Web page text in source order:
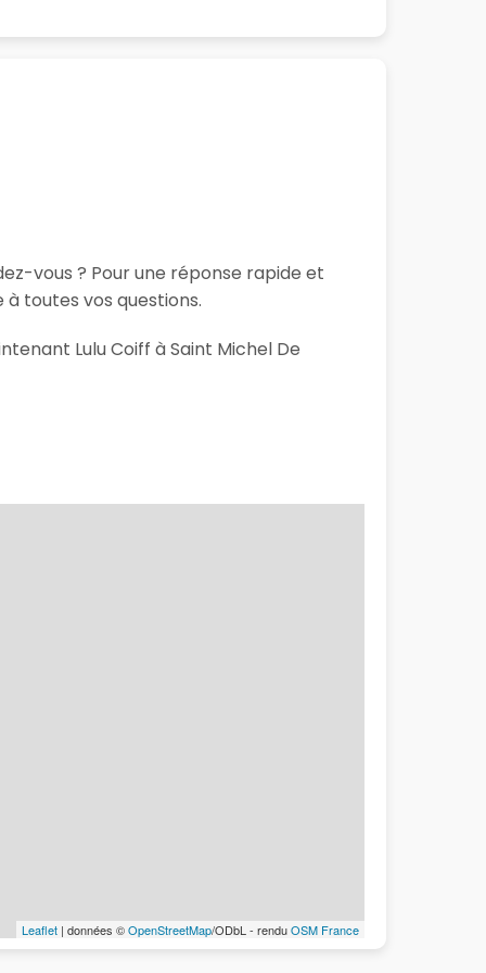
vous ? Pour une réponse rapide et
toutes vos questions.
Lulu Coiff à Saint Michel De
Leaflet | données ©OpenStreetMap/ODbL - renduOSM France